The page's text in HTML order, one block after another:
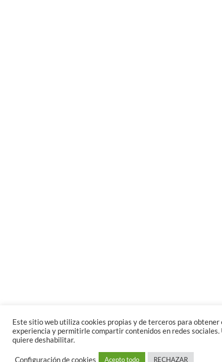
Este sitio web utiliza cookies propias y de terceros para
experiencia y permitirle compartir contenidos en redes
quiere deshabilitar.
Configuración de cookies Acepto todo RECHAZAR